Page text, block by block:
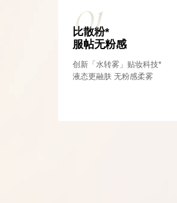
01
比散粉*
服帖无粉感
创新「水转雾」贴妆科技*
液态更融肤 无粉感柔雾